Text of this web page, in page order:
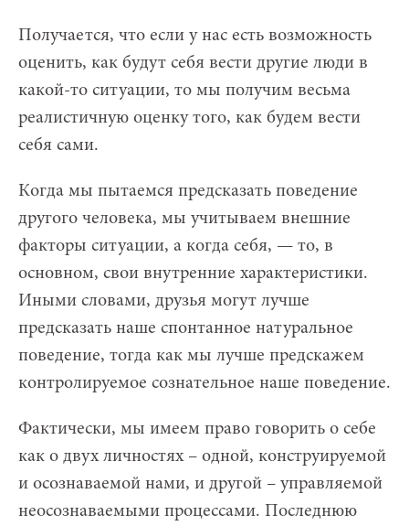
Получается, что если у нас есть возможность
оценить, как будут себя вести другие люди в
какой-то ситуации, то мы получим весьма
реалистичную оценку того, как будем вести
себя сами.
Когда мы пытаемся предсказать поведение
другого человека, мы учитываем внешние
факторы ситуации, а когда себя, — то, в
основном, свои внутренние характеристики.
Иными словами, друзья могут лучше
предсказать наше спонтанное натуральное
поведение, тогда как мы лучше предскажем
контролируемое сознательное наше поведение.
Фактически, мы имеем право говорить о себе
как о двух личностях – одной, конструируемой
и осознаваемой нами, и другой – управляемой
неосознаваемыми процессами. Последнюю